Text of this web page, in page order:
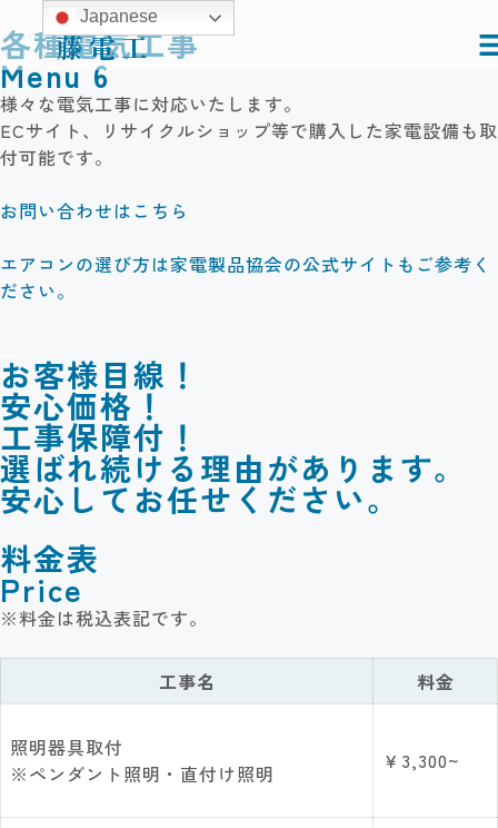
藤電工
各種電気工事
Menu 6
様々な電気工事に対応いたします。
ECサイト、リサイクルショップ等で購入した家電設備も取
付可能です。
お問い合わせはこちら
エアコンの選び方は家電製品協会の公式サイトもご参考く
ださい。
お客様目線！
安心価格！
工事保障付！
選ばれ続ける理由があります。
安心してお任せください。
料金表
Price
※料金は税込表記です。
工事名 料金
照明器具取付
※ペンダント照明・直付け照明
￥3,300~
Japanese